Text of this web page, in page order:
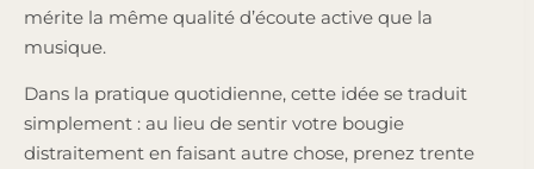
mérite la même qualité d’écoute active que la
musique.
Dans la pratique quotidienne, cette idée se traduit
simplement : au lieu de sentir votre bougie
distraitement en faisant autre chose, prenez trente